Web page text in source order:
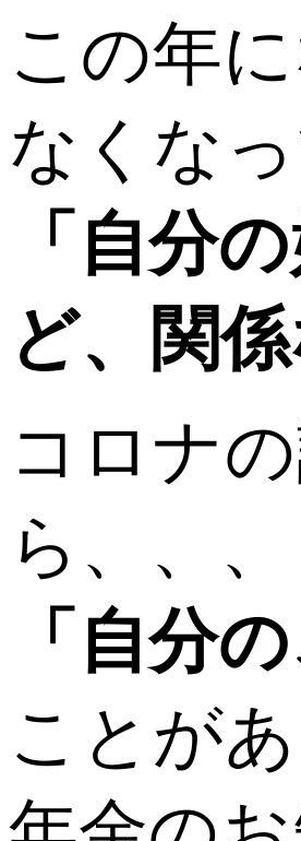
この年
なくな
「自分
ど、関
コロナ
ら、、、
「自分
ことが